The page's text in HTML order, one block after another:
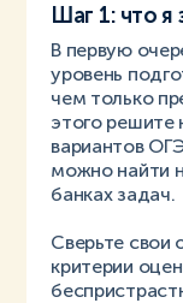
Шаг 1: что я
В первую
уровень
чем только
этого решите
вариантов
можно найти
банках задач.
Сверьте свои
критерии